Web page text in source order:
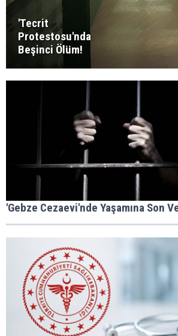
'Tecrit
Protestosu'nda
Beşinci Ölüm!
'Gebze Cezaevi'nde Yaşamına Son